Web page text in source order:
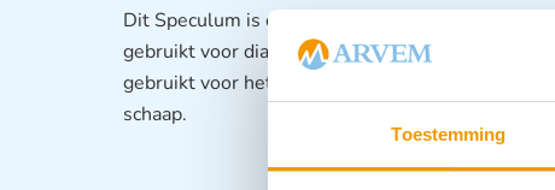
Toestemming
Dit Speculum is ontworpen voor schapen, geiten
gebruikt voor diagnostiek, onderzoeken en
gebruikt voor het nemen van uitstrijkjes of directe
schaap.